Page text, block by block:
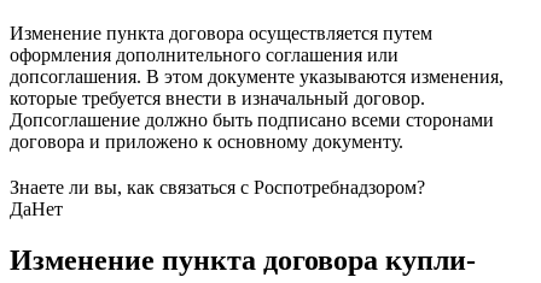
Изменение пункта договора осуществляется путем
оформления дополнительного соглашения или
допсоглашения. В этом документе указываются изменения,
которые требуется внести в изначальный договор.
Допсоглашение должно быть подписано всеми сторонами
договора и приложено к основному документу.
Знаете ли вы, как связаться с Роспотребнадзором?
ДаНет
Изменение пункта договора купли-